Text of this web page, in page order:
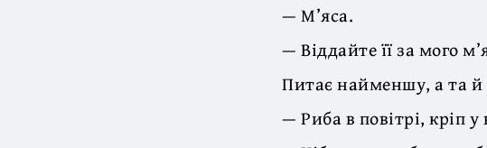
— М’яса.
— Віддайте її за мого
Питає найменшу, а та й
— Риба в повітрі, кріп у